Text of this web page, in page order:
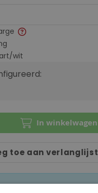
wit
In winkelwagen
toe aan verlanglijst